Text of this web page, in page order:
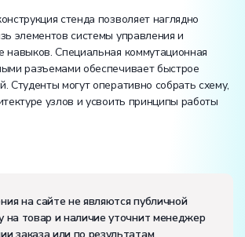
стенда позволяет наглядно
элементов системы управления и
навыков. Специальная коммутационная
разъемами обеспечивает быстрое
Студенты могут оперативно собрать схему,
узлов и усвоить принципы работы
мощность, В·А:1500
на сайте не являются публичной
на товар и наличие уточнит менеджер
заказа или по результатам